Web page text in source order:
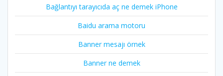
Bağlantıyı tarayıcıda aç ne demek iPhone
Baidu arama motoru
Banner mesajı örnek
Banner ne demek